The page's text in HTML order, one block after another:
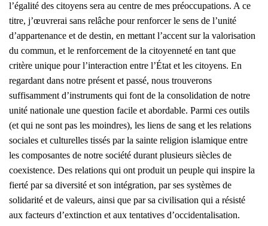
l’égalité des citoyens sera au centre de mes préoccupations. A ce
titre, j’œuvrerai sans relâche pour renforcer le sens de l’unité
d’appartenance et de destin, en mettant l’accent sur la valorisation
du commun, et le renforcement de la citoyenneté en tant que
critère unique pour l’interaction entre l’État et les citoyens. En
regardant dans notre présent et passé, nous trouverons
suffisamment d’instruments qui font de la consolidation de notre
unité nationale une question facile et abordable. Parmi ces outils
(et qui ne sont pas les moindres), les liens de sang et les relations
sociales et culturelles tissés par la sainte religion islamique entre
les composantes de notre société durant plusieurs siècles de
coexistence. Des relations qui ont produit un peuple qui inspire la
fierté par sa diversité et son intégration, par ses systèmes de
solidarité et de valeurs, ainsi que par sa civilisation qui a résisté
aux facteurs d’extinction et aux tentatives d’occidentalisation.